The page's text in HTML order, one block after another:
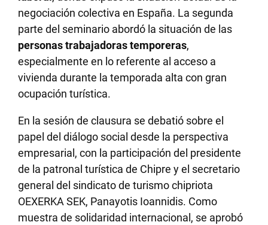
negociación colectiva en España. La segunda
parte del seminario abordó la situación de las
personas trabajadoras temporeras,
especialmente en lo referente al acceso a
vivienda durante la temporada alta con gran
ocupación turística.
En la sesión de clausura se debatió sobre el
papel del diálogo social desde la perspectiva
empresarial, con la participación del presidente
de la patronal turística de Chipre y el secretario
general del sindicato de turismo chipriota
OEXERKA SEK, Panayotis Ioannidis. Como
muestra de solidaridad internacional, se aprobó